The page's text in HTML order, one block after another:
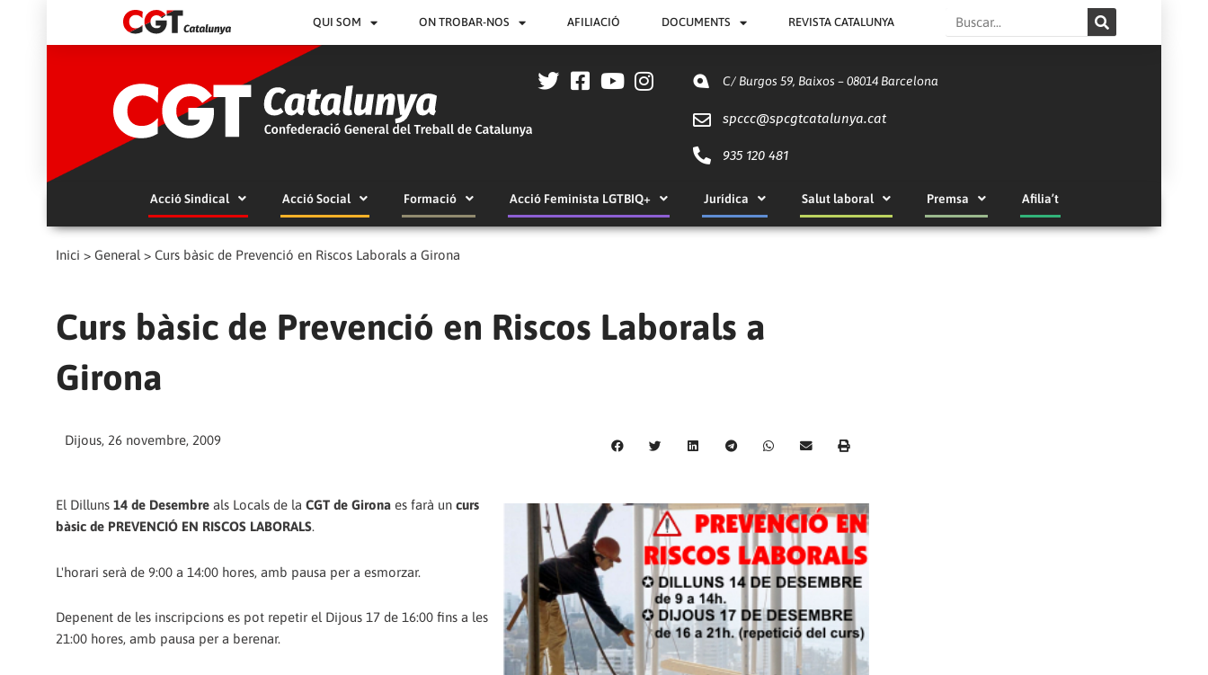
QUI SOM ON TROBAR-NOS AFILIACIÓ DOCUMENTS REVISTA CATALUNYA Search
C/ Burgos 59, Baixos – 08014 Barcelona
spccc@spcgtcatalunya.cat
935 120 481
Acció Sindical Acció Social Formació Acció Feminista LGTBIQ+ Jurídica Salut laboral Premsa Afilia’t
Inici > General > Curs bàsic de Prevenció en Riscos Laborals a Girona
Curs bàsic de Prevenció en Riscos Laborals a
Girona
Dijous, 26 novembre, 2009
El Dilluns 14 de Desembre als Locals de la CGT de Girona es farà un curs
bàsic de PREVENCIÓ EN RISCOS LABORALS.
L'horari serà de 9:00 a 14:00 hores, amb pausa per a esmorzar.
Depenent de les inscripcions es pot repetir el Dijous 17 de 16:00 fins a les
21:00 hores, amb pausa per a berenar.